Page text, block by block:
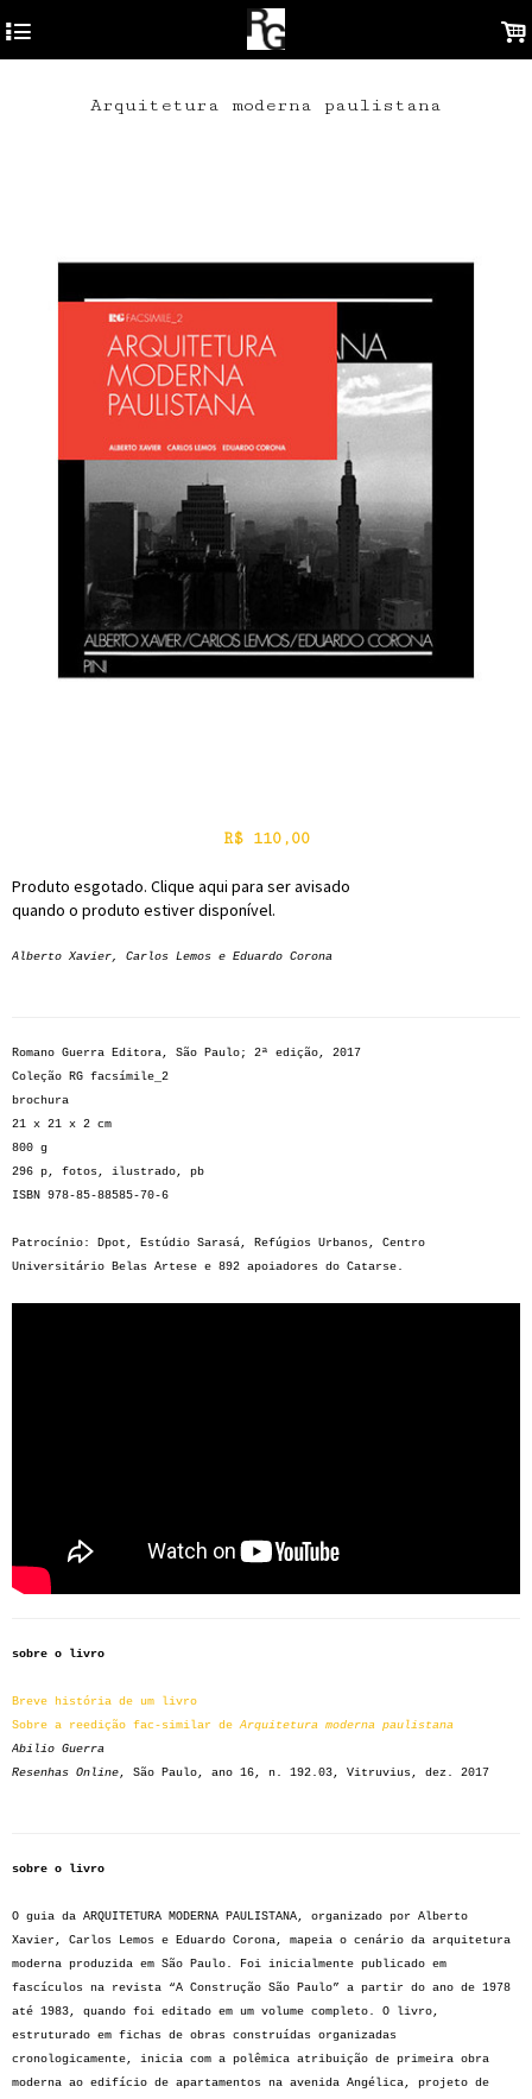
4 .
Arquitetura moderna paulistana
R$ 110,00
Produto esgotado. Clique aqui para ser avisado
quando o produto estiver disponível.
Alberto Xavier, Carlos Lemos e Eduardo Corona
Romano Guerra Editora, São Paulo; 2ª edição, 2017
Coleção RG facsímile_2
brochura
21 x 21 x 2 cm
800 g
296 p, fotos, ilustrado, pb
ISBN 978-85-88585-70-6
Patrocínio: Dpot, Estúdio Sarasá, Refúgios Urbanos, Centro
Universitário Belas Artese e 892 apoiadores do Catarse.
sobre o livro
Breve história de um livro
Sobre a reedição fac-similar deArquitetura moderna paulistana
Abilio Guerra
Resenhas Online, São Paulo, ano 16, n. 192.03, Vitruvius, dez. 2017
sobre o livro
O guia da ARQUITETURA MODERNA PAULISTANA, organizado por Alberto
Xavier, Carlos Lemos e Eduardo Corona, mapeia o cenário da arquitetura
moderna produzida em São Paulo. Foi inicialmente publicado em
fascículos na revista “A Construção São Paulo” a partir do ano de 1978
até 1983, quando foi editado em um volume completo. O livro,
estruturado em fichas de obras construídas organizadas
cronologicamente, inicia com a polêmica atribuição de primeira obra
moderna ao edifício de apartamentos na avenida Angélica, projeto de